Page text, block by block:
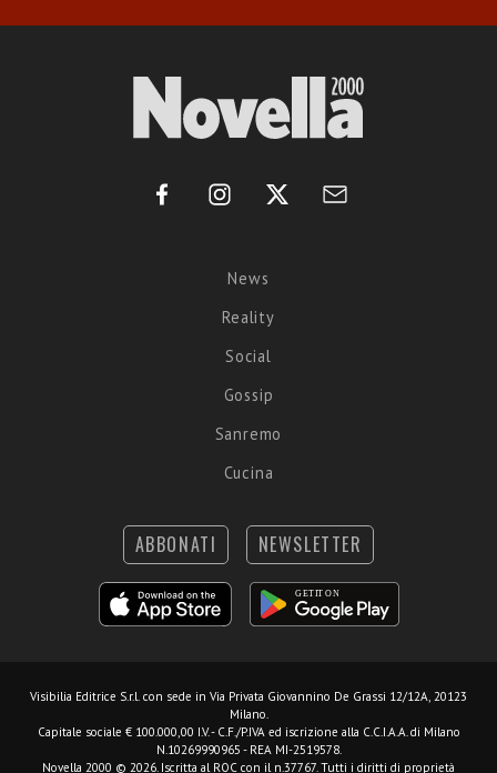
News
Reality
Social
Gossip
Sanremo
Cucina
ABBONATI NEWSLETTER
Visibilia Editrice S.r.l. con sede in Via Privata Giovannino De Grassi 12/12A, 20123
Milano.
Capitale sociale € 100.000,00 I.V. - C.F./P.IVA ed iscrizione alla C.C.I.A.A. di Milano
N.10269990965 - REA MI-2519578.
Novella 2000 © 2026. Iscritta al ROC con il n.37767. Tutti i diritti di proprietà